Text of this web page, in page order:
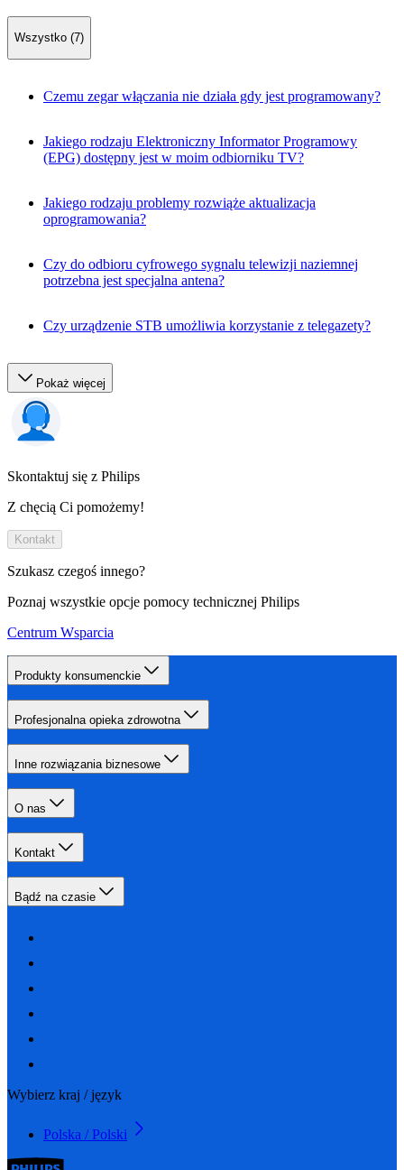
Wszystko (7)
Czemu zegar włączania nie działa gdy jest programowany?
Jakiego rodzaju Elektroniczny Informator Programowy
(EPG) dostępny jest w moim odbiorniku TV?
Jakiego rodzaju problemy rozwiąże aktualizacja
oprogramowania?
Czy do odbioru cyfrowego sygnalu telewizji naziemnej
potrzebna jest specjalna antena?
Czy urządzenie STB umożliwia korzystanie z telegazety?
Pokaż więcej
Skontaktuj się z Philips
Z chęcią Ci pomożemy!
Kontakt
Szukasz czegoś innego?
Poznaj wszystkie opcje pomocy technicznej Philips
Centrum Wsparcia
Produkty konsumenckie
Profesjonalna opieka zdrowotna
Inne rozwiązania biznesowe
O nas
Kontakt
Bądź na czasie
Wybierz kraj / język
Polska / Polski